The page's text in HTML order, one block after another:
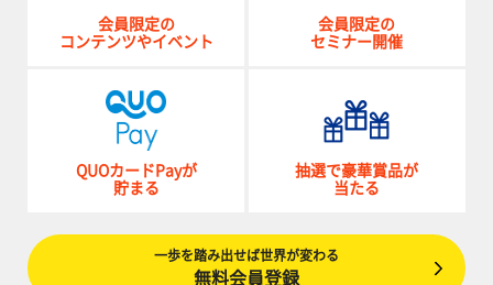
会員限定の
コンテンツやイベント
会員限定の
セミナー開催
QUOカードPayが
貯まる
抽選で豪華賞品が
当たる
一歩を踏み出せば世界が変わる
無料会員登録